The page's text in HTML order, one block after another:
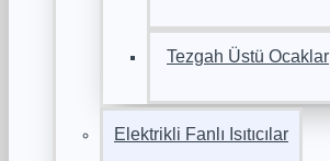
Tezgah Üstü Ocaklar
Elektrikli Fanlı Isıtıcılar